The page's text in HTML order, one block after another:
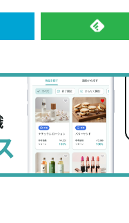
RSS
記
事
を
購
読